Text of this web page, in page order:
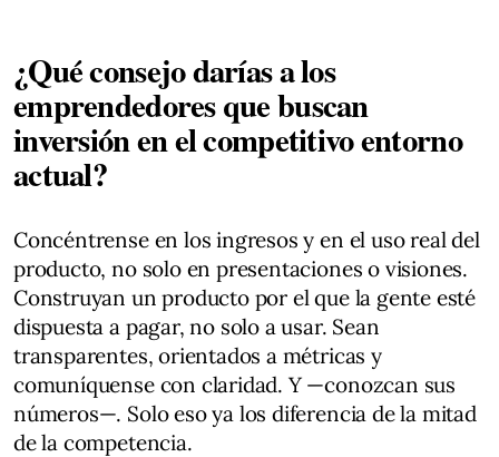
¿Qué consejo darías a los
emprendedores que buscan
inversión en el competitivo entorno
actual?
Concéntrense en los ingresos y en el uso real del
producto, no solo en presentaciones o visiones.
Construyan un producto por el que la gente esté
dispuesta a pagar, no solo a usar. Sean
transparentes, orientados a métricas y
comuníquense con claridad. Y —conozcan sus
números—. Solo eso ya los diferencia de la mitad
de la competencia.